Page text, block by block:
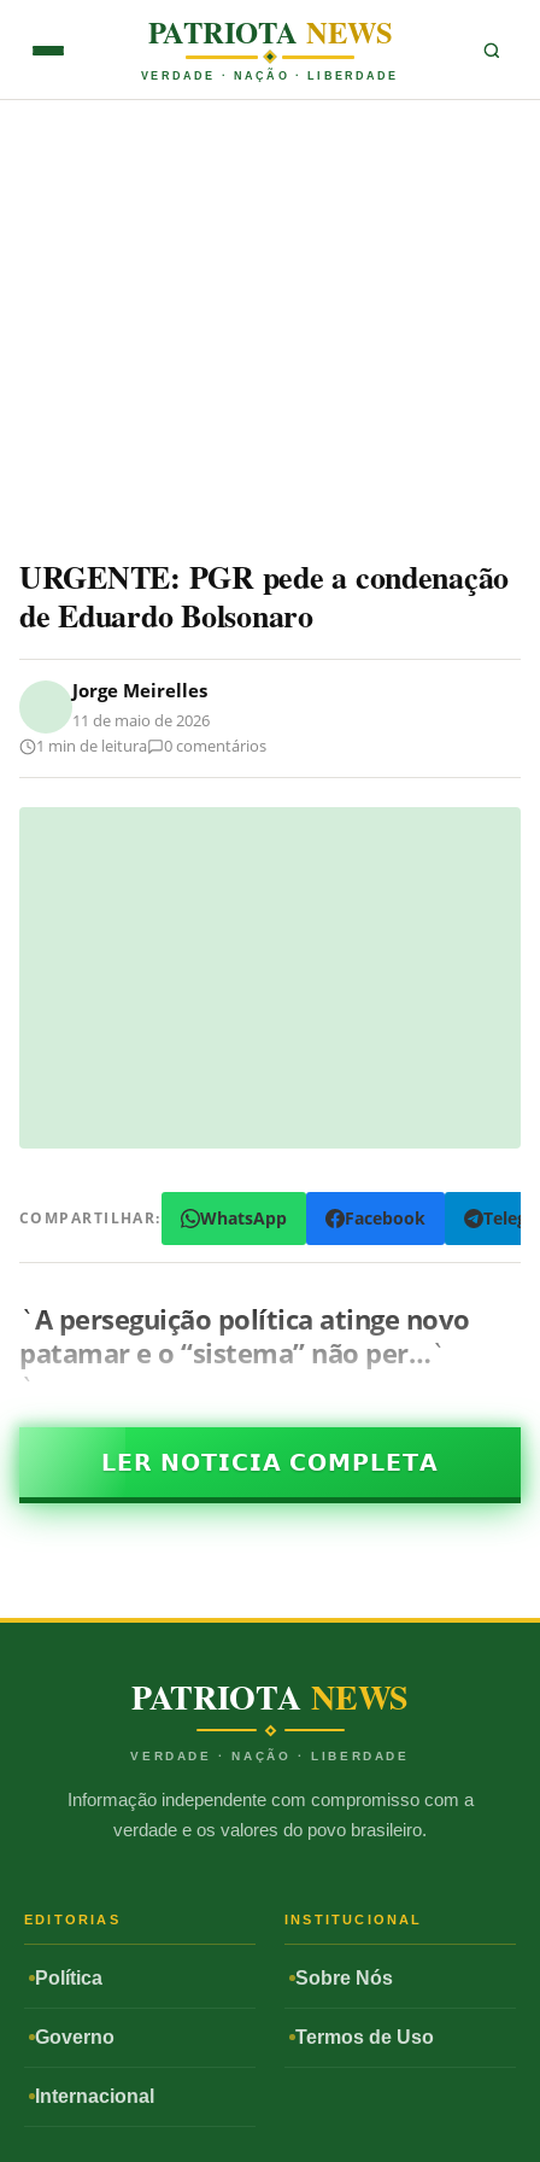
PATRIOTANEWS
VERDADE · NAÇÃO · LIBERDADE
URGENTE: PGR pede a condenação
de Eduardo Bolsonaro
Jorge Meirelles
11 de maio de 2026
1 min de leitura
0 comentários
COMPARTILHAR: WhatsApp Facebook
`A perseguição política atinge novo
patamar e o “sistema” não per…`
`
𝗟𝗘𝗥 𝗡𝗢𝗧𝗜𝗖𝗜𝗔 𝗖𝗢𝗠𝗣𝗟𝗘𝗧𝗔
PATRIOTANEWS
VERDADE · NAÇÃO · LIBERDADE
Informação independente com compromisso com a
verdade e os valores do povo brasileiro.
EDITORIAS
Política
Governo
Internacional
INSTITUCIONAL
Sobre Nós
Termos de Uso